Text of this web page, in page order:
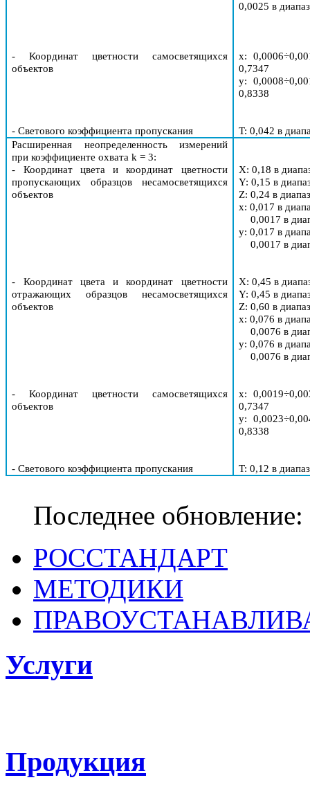
- Координат цветности самосветящихся
объектов
- Светового коэффициента пропускания
0,0025 в
x:
0,7347
y:
0,8338
T: 0,042 в
Расширенная неопределенность измерений
при коэффициенте охвата k = 3:
- Координат цвета и координат цветности
пропускающих образцов несамосветящихся
объектов
- Координат цвета и координат цветности
отражающих образцов несамосветящихся
объектов
- Координат цветности самосветящихся
объектов
- Светового коэффициента пропускания
X: 0,18 в
Y: 0,15 в
Z: 0,24 в
x: 0,017 в
0,0017 в
y: 0,017 в
0,0017 в
X: 0,45 в
Y: 0,45 в
Z: 0,60 в
x: 0,076 в
0,0076 в
y: 0,076 в
0,0076 в
x:
0,7347
y:
0,8338
T: 0,12 в
Последнее
РОССТАНДАРТ
МЕТОДИКИ
Услуги
Продукция